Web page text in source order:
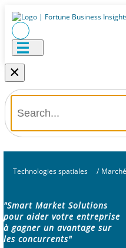
×
Technologies spatiales /
"Smart Market Solutions
pour aider votre entreprise
à gagner un avantage sur
les concurrents"